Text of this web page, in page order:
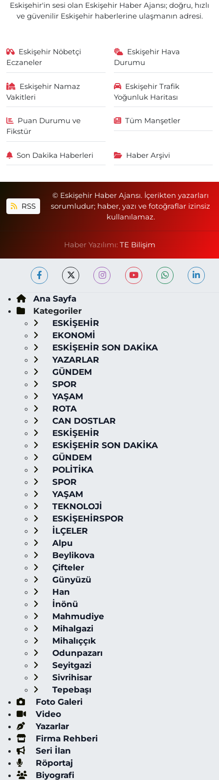
Eskişehir'in sesi olan Eskişehir Haber Ajansı; doğru, hızlı
ve güvenilir Eskişehir haberlerine ulaşmanın adresi.
Eskişehir Nöbetçi
Eczaneler
Eskişehir Hava
Durumu
Eskişehir Namaz
Vakitleri
Eskişehir Trafik
Yoğunluk Haritası
Puan Durumu ve
Fikstür
Tüm Manşetler
Son Dakika Haberleri Haber Arşivi
RSS
© Eskişehir Haber Ajansı. İçerikten yazarları
sorumludur; haber, yazı ve fotoğraflar izinsiz
kullanılamaz.
Haber Yazılımı: TE Bilişim
Ana Sayfa
Kategoriler
ESKİŞEHİR
EKONOMİ
ESKİŞEHİR SON DAKİKA
YAZARLAR
GÜNDEM
SPOR
YAŞAM
ROTA
CAN DOSTLAR
ESKİŞEHİR
ESKİŞEHİR SON DAKİKA
GÜNDEM
POLİTİKA
SPOR
YAŞAM
TEKNOLOJİ
ESKİŞEHİRSPOR
İLÇELER
Alpu
Beylikova
Çifteler
Günyüzü
Han
İnönü
Mahmudiye
Mihalgazi
Mihalıççık
Odunpazarı
Seyitgazi
Sivrihisar
Tepebaşı
Foto Galeri
Video
Yazarlar
Firma Rehberi
Seri İlan
Röportaj
Biyografi